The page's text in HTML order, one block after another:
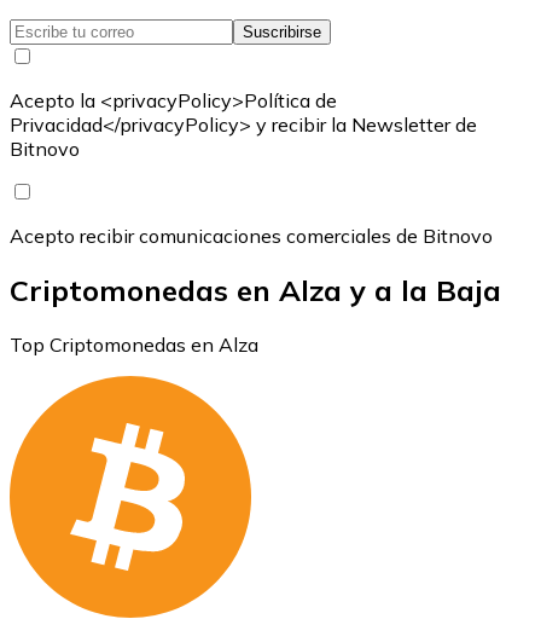
Suscribirse
Acepto la <privacyPolicy>Política de
Privacidad</privacyPolicy> y recibir la Newsletter de
Bitnovo
Acepto recibir comunicaciones comerciales de Bitnovo
Criptomonedas en Alza y a la Baja
Top Criptomonedas en Alza